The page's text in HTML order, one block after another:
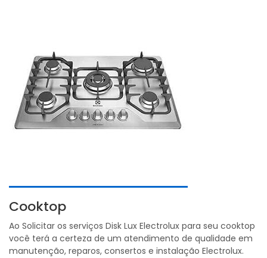
Cooktop
Ao Solicitar os serviços Disk Lux Electrolux para seu cooktop
você terá a certeza de um atendimento de qualidade em
manutenção, reparos, consertos e instalação Electrolux.